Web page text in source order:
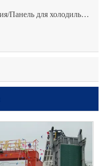
Холодильная камера хранения/Панель для холодильной камеры